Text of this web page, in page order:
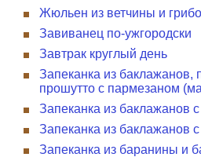
Жюльен из ветчины и
Завиванец по-ужгородски
Завтрак круглый день
Запеканка из баклажанов,
прошутто с пармезаном
Запеканка из баклажанов
Запеканка из баклажанов
Запеканка из баранины и